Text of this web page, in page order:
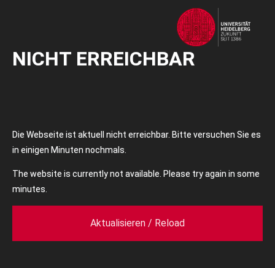
NICHT ERREICHBAR
Die Webseite ist aktuell nicht erreichbar. Bitte versuchen Sie es
in einigen Minuten nochmals.
The website is currently not available. Please try again in some
minutes.
Aktualisieren / Reload